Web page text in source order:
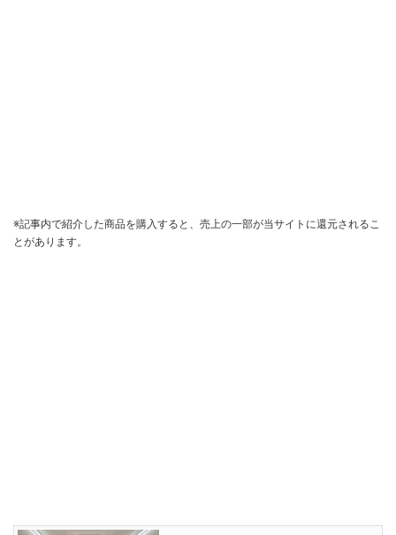
※記事内で紹介した商品を購入すると、売上の一部が当サイトに還元されるこ
とがあります。